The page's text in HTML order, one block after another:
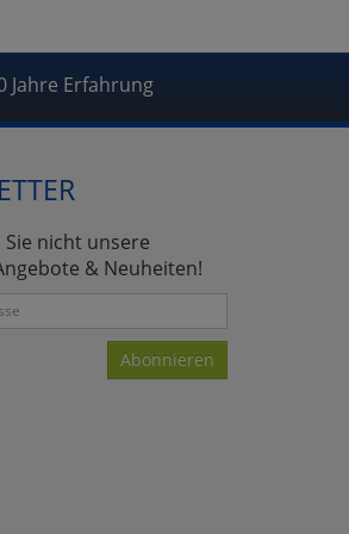
Jahre Erfahrung
nicht unsere
& Neuheiten!
Abonnieren